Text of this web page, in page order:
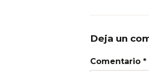
Deja un
Comentario *